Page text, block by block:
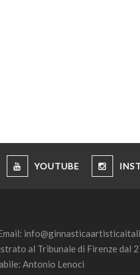
YOUTUBE
al Tribunale di Firenze dal
Antonio Lenoci